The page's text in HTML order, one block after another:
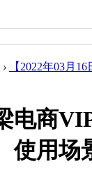
›
【2022年03月
电商
用场